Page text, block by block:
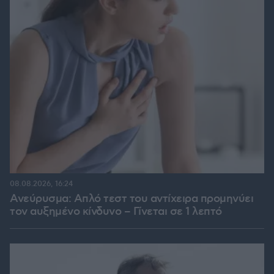
Ανεύρυσμα: Απλό τεστ του αντίχειρα προμηνύει
τον αυξημένο κίνδυνο – Γίνεται σε 1 λεπτό
08.08.2026, 16:24